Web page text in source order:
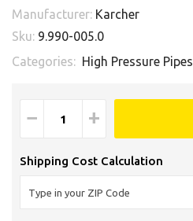
Manufacturer: Karcher
Sku: 9.990-005.0
Categories: High Pressure Pipes
− +
Shipping Cost Calculation